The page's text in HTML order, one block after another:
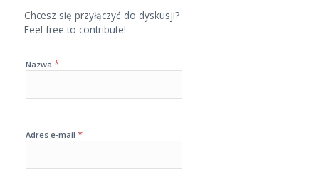
Chcesz się przyłączyć do dyskusji?
Feel free to contribute!
Nazwa *
Adres e-mail *